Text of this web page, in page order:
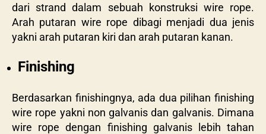
dari strand dalam sebuah konstruksi wire rope.
Arah putaran wire rope dibagi menjadi dua jenis
yakni arah putaran kiri dan arah putaran kanan.
Finishing
Berdasarkan finishingnya, ada dua pilihan finishing
wire rope yakni non galvanis dan galvanis. Dimana
wire rope dengan finishing galvanis lebih tahan